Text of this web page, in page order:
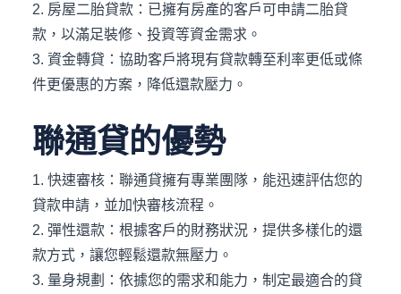
2. 房屋二胎貸款：已擁有房產的客戶可申請二胎貸
款，以滿足裝修、投資等資金需求。
3. 資金轉貸：協助客戶將現有貸款轉至利率更低或條
件更優惠的方案，降低還款壓力。
聯通貸的優勢
1. 快速審核：聯通貸擁有專業團隊，能迅速評估您的
貸款申請，並加快審核流程。
2. 彈性還款：根據客戶的財務狀況，提供多樣化的還
款方式，讓您輕鬆還款無壓力。
3. 量身規劃：依據您的需求和能力，制定最適合的貸